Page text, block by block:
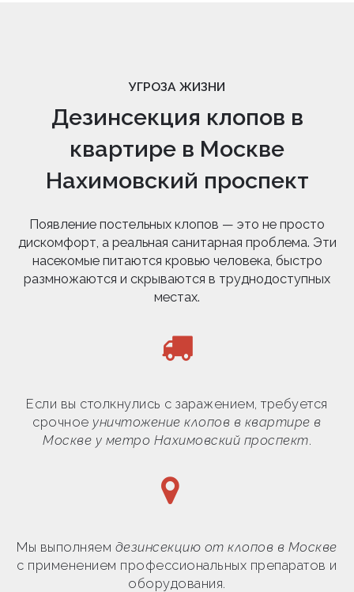
УГРОЗА ЖИЗНИ
Дезинсекция клопов в
квартире в Москве
Нахимовский проспект
Появление постельных клопов — это не просто
дискомфорт, а реальная санитарная проблема. Эти
насекомые питаются кровью человека, быстро
размножаются и скрываются в труднодоступных
местах.
Если вы столкнулись с заражением, требуется
срочное уничтожение клопов в квартире в
Москве у метро Нахимовский проспект.
Мы выполняем дезинсекцию от клопов в Москве
с применением профессиональных препаратов и
оборудования.